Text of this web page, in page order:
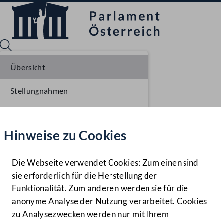
Hilfe
Benutzer
Navigationsmenü öffnen
MENÜ
Hinweise zu Cookies
Die Webseite verwendet Cookies: Zum einen sind
sie erforderlich für die Herstellung der
Funktionalität. Zum anderen werden sie für die
anonyme Analyse der Nutzung verarbeitet. Cookies
zu Analysezwecken werden nur mit Ihrem
Übersicht
Stellungnahmen
Einbringung NR
Ausschussberatungen NR
Plenarberatungen NR
Einlangen BR